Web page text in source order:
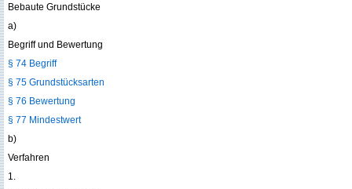
Bebaute Grundstücke
a)
Begriff und Bewertung
§ 74 Begriff
§ 75 Grundstücksarten
§ 76 Bewertung
§ 77 Mindestwert
b)
Verfahren
1.